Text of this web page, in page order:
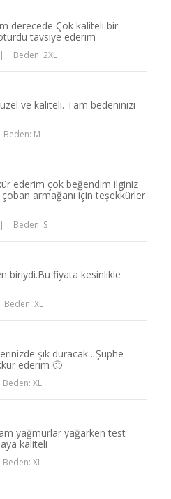
derecede Çok kaliteli bir
tavsiye ederim
| Beden: 2XL
ve kaliteli. Tam bedeninizi
Beden: M
ederim çok beğendim ilginiz
armağanı için teşekkürler
| Beden: S
biriydi.Bu fiyata kesinlikle
Beden: XL
şık duracak . Şüphe
ederim 🙂
Beden: XL
yağmurlar yağarken test
kaliteli
Beden: XL